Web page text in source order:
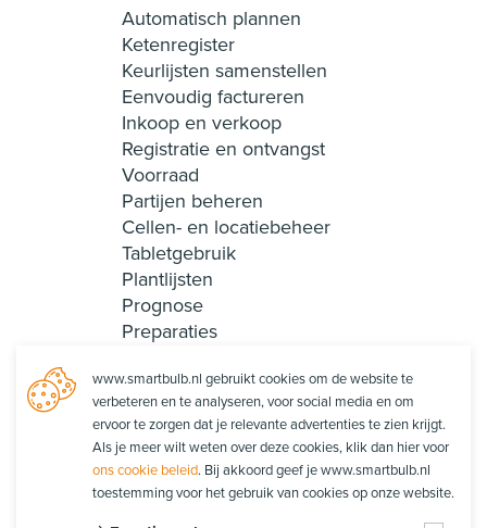
Automatisch plannen
Ketenregister
Keurlijsten samenstellen
Eenvoudig factureren
Inkoop en verkoop
Registratie en ontvangst
Voorraad
Partijen beheren
Cellen- en locatiebeheer
Tabletgebruik
Plantlijsten
Prognose
Preparaties
Smart Login
Rapportages
Productie
Orderpicken
Orderpacken
www.smartbulb.nl gebruikt cookies om de website te
verbeteren en te analyseren, voor social media en om
ervoor te zorgen dat je relevante advertenties te zien krijgt.
Als je meer wilt weten over deze cookies, klik dan hier voor
ons cookie beleid. Bij akkoord geef je www.smartbulb.nl
toestemming voor het gebruik van cookies op onze website.